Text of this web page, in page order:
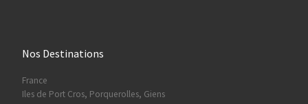
Nos Destinations
France
Iles de Port Cros, Porquerolles, Giens